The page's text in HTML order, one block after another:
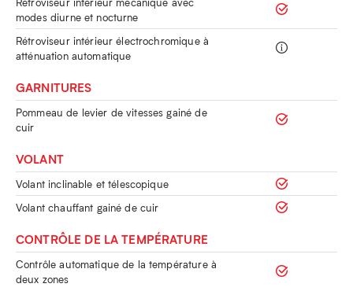
modes diurne et nocturne
Rétroviseur intérieur électrochromique à
atténuation automatique
GARNITURES
Pommeau de levier de vitesses gainé de
cuir
VOLANT
Volant inclinable et télescopique
Volant chauffant gainé de cuir
CONTRÔLE DE LA TEMPÉRATURE
Contrôle automatique de la température à
deux zones